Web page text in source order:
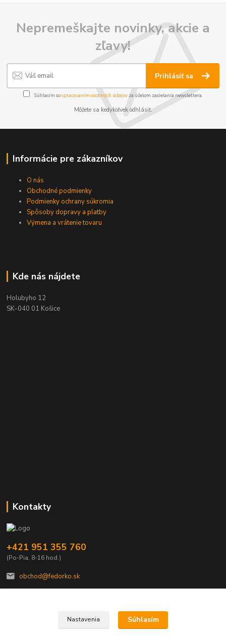
Nepremeškajte novinky, akcie a
zľavy!
Prihlásiť sa
Súhlasím sospracovaním osobných údajov za účelom zasielania newslettera.
Môžete sa kedykoľvek odhlásiť.
Informácie pre zákazníkov
O nás
Obchodné podmienky
Podmienky ochrany súkromia
Spôsoby dopravy a platby
Výmena a vrátenie tovaru
Kde nás nájdete
Holubyho 12
SK-040 01 Košice
Kontakty
+421 951 355 760
(Po-Pia, 8-16 hod.)
obchod@fedorko.sk
Nastavenia Súhlasím